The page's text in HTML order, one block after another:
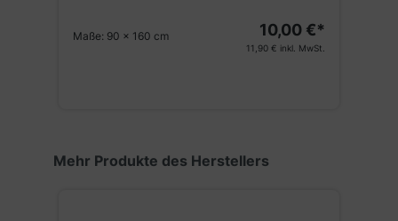
Maße: 90 x 160 cm 10,00 €*
11,90 € inkl. MwSt.
Produktgalerie überspringen
Mehr Produkte des Herstellers